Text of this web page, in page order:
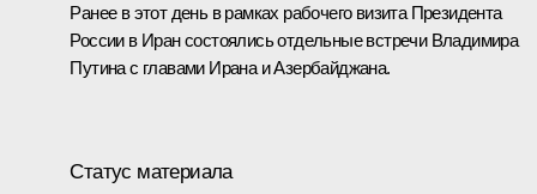
Ранее в этот день в рамках рабочего визита Президента
России в Иран состоялись отдельные встречи Владимира
Путина с главами ИранаиАзербайджана.
Статус материала